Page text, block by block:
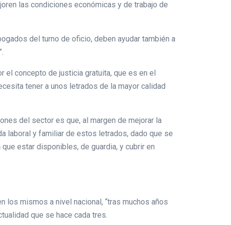
las condiciones económicas y de trabajo de
del turno de oficio, deben ayudar también a
el concepto de justicia gratuita, que es en el
tener a unos letrados de la mayor calidad
del sector es que, al margen de mejorar la
laboral y familiar de estos letrados, dado que se
estar disponibles, de guardia, y cubrir en
mismos a nivel nacional, “tras muchos años
que se hace cada tres.